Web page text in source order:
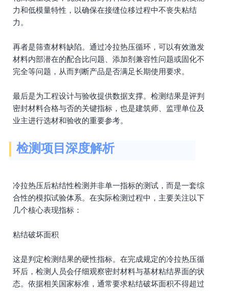
力和低模量特性，以确保在接缝位移过程中不丧失粘结
力。
再者是筛查材料缺陷。通过冷拉热压循环，可以有效激发
材料内部潜在的配合比问题、添加剂兼容性问题或固化不
完全等问题，从而判断产品是否满足长期使用要求。
最后是为工程设计与验收提供数据支撑。检测结果是评判
密封材料合格与否的关键指标，也是建筑师、监理单位及
业主进行选材和验收的重要参考。
检测项目深度解析
冷拉热压后粘结性检测并非单一指标的测试，而是一套综
合性的模拟试验体系。在实际检测过程中，主要关注以下
几个核心表现指标：
粘结破坏面积
这是判定检测结果的硬性指标。在完成规定的冷拉热压循
环后，检测人员会仔细观察密封材料与基材粘结界面的状
态。依据相关国家标准，通常要求粘结破坏面积不得超过